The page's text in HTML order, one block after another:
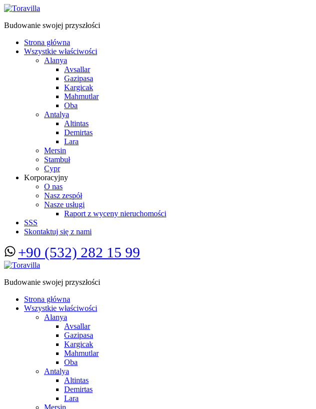
Budowanie swojej przyszłości
Strona główna
Wszystkie właściwości
Alanya
Avsallar
Gazipasa
Kargicak
Mahmutlar
Oba
Antalya
Altintas
Demirtas
Lara
Mersin
Stambuł
Cypr
Korporacyjny
O nas
Nasz zespół
Nasze usługi
Raport z wyceny nieruchomości
SSS
Skontaktuj się z nami
+90 (532) 282 15 99
Budowanie swojej przyszłości
Strona główna
Wszystkie właściwości
Alanya
Avsallar
Gazipasa
Kargicak
Mahmutlar
Oba
Antalya
Altintas
Demirtas
Lara
Mersin